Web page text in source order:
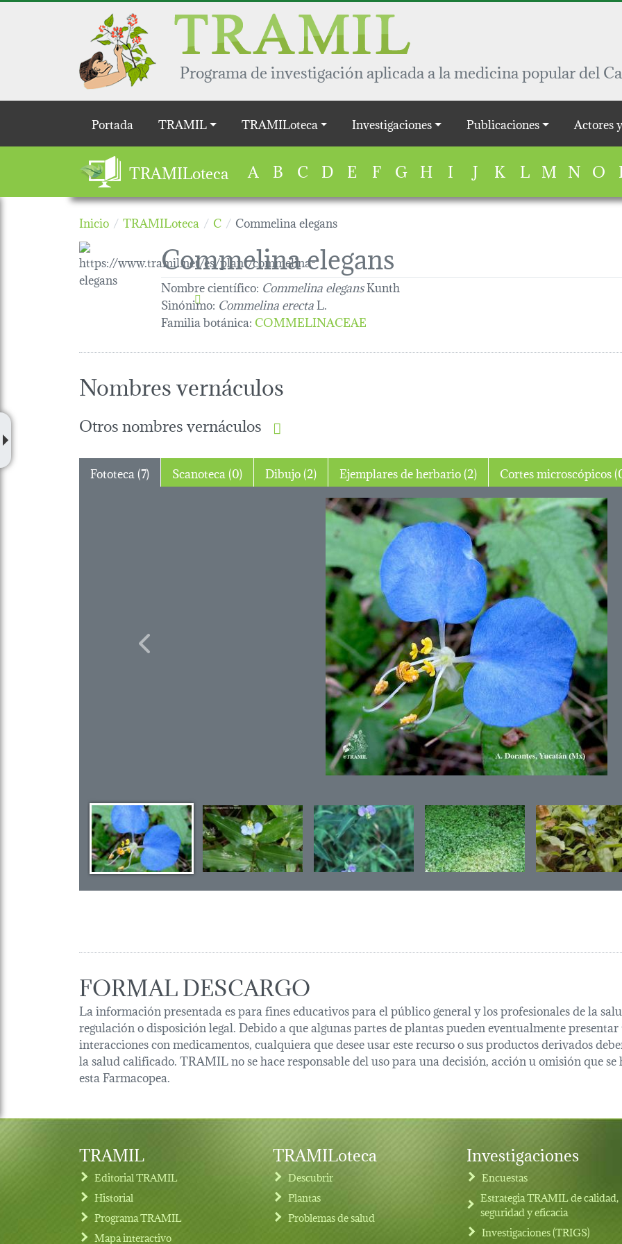
Pasar al contenido principal
Programa de investigación aplicada a la medicina popular del
Main navigation
Portada TRAMIL TRAMILoteca Investigaciones Publicaciones Actores
TRAMILoteca A B C D E F G H I J K L M N O
Inicio TRAMILoteca C Commelina elegans
Commelina elegans
Nombre científico: Commelina elegansKunth
Sinónimo: Commelina erectaL.
Familia botánica:COMMELINACEAE
Nombres vernáculos
Otros nombres vernáculos
Fototeca (7) Scanoteca (0) Dibujo (2) Ejemplares de herbario (2) Cortes
Previous
FORMAL DESCARGO
La información presentada es para fines educativos para el público general y los profesionales de la
regulación o disposición legal. Debido a que algunas partes de plantas pueden eventualmente
interacciones con medicamentos, cualquiera que desee usar este recurso o sus productos derivados
la salud calificado. TRAMIL no se hace responsable del uso para una decisión, acción u omisión que
esta Farmacopea.
Footer menu
TRAMIL
Editorial TRAMIL
Historial
Programa TRAMIL
Mapa interactivo
TRAMILoteca
Descubrir
Plantas
Problemas de salud
Investigaciones
Encuestas
Estrategia TRAMIL de calidad,
seguridad y eficacia
Investigaciones (TRIGS)